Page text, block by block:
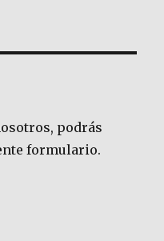
podrás
formulario.